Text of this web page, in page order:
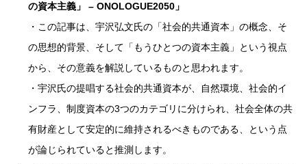
の資本主義」 – ONOLOGUE2050」
・この記事は、宇沢弘文氏の「社会的共通資本」の概念、そ
の思想的背景、そして「もうひとつの資本主義」という視点
から、その意義を解説しているものと思われます。
・宇沢氏の提唱する社会的共通資本が、自然環境、社会的イ
ンフラ、制度資本の3つのカテゴリに分けられ、社会全体の共
有財産として安定的に維持されるべきものである、という点
が論じられていると推測します。